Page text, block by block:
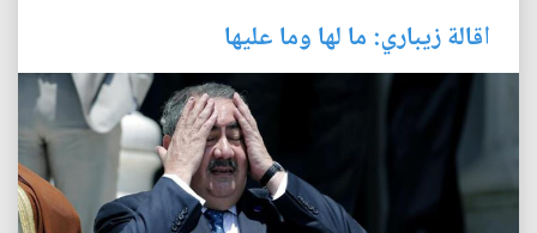
اقالة زيباري: ما لها وما عليها